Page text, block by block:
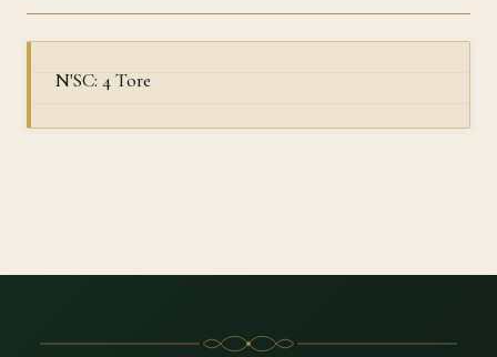
N'SC: 4 Tore